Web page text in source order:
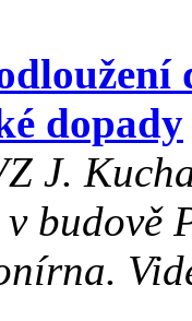
dopady
J.
v budově